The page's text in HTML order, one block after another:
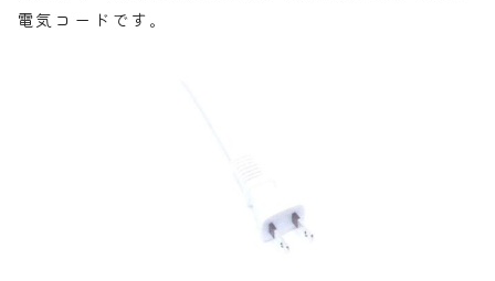
電気コードです。